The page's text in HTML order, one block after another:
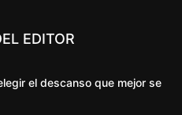
EDITOR
el descanso que mejor se